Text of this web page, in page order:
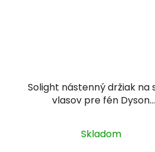
Solight nástenný držiak na
vlasov pre fén Dyson
Skladom